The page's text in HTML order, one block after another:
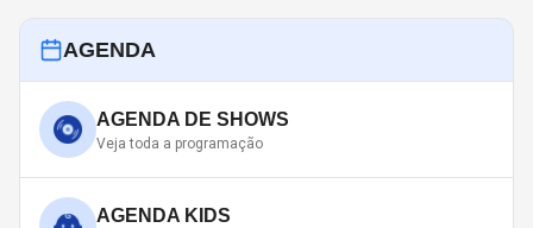
AGENDA
AGENDA DE SHOWS
Veja toda a programação
AGENDA KIDS